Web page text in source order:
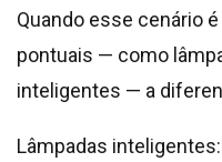
Quando esse cenário
pontuais — como
inteligentes — a
Lâmpadas inteligentes: